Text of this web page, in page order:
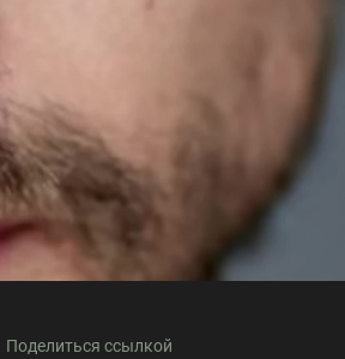
Поделиться ссылкой